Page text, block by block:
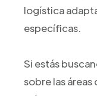
logística
específicas.
Si estás
sobre las